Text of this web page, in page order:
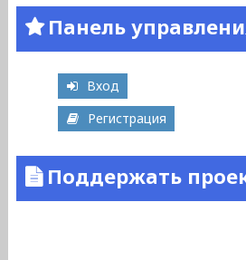
Панель
Вход
Регистрация
Поддержать